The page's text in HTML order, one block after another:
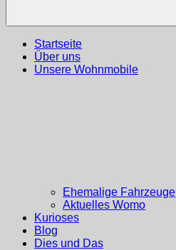
Startseite
Über uns
Unsere Wohnmobile
Ehemalige Fahrzeuge
Aktuelles Womo
Kurioses
Blog
Dies und Das